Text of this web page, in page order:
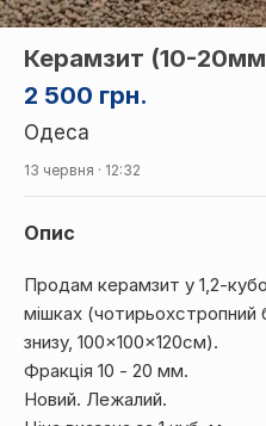
2 500 грн.
Керамзит (10-
Одеса
13 червня · 12:32
Опис
Продам керамзит у 1,2-
мішках (чотирьохстропний
знизу, 100×100×120см).
Фракція 10 - 20 мм.
Новий. Лежалий.